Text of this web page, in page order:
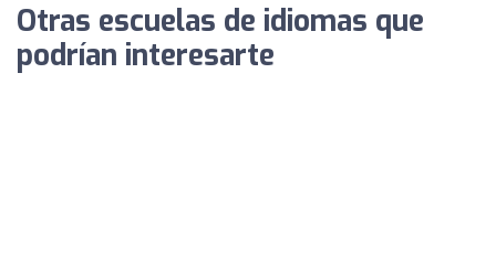
Otras escuelas de idiomas que
podrían interesarte